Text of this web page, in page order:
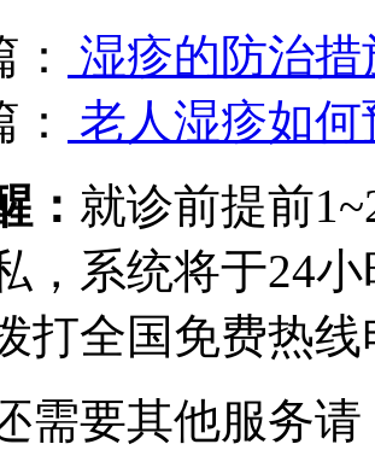
：
湿疹的防治
老人湿疹如
： 就诊前提前
，系统将于24
打全国免费热线
需要其他服务